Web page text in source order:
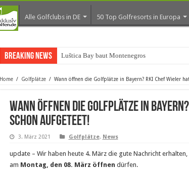
Alle Golfclubs in DE 50 Top Golfresorts in Europa
Breaking News Luštica Bay baut Montenegros erste Golf-
Home / Golfplätze / Wann öffnen die Golfplätze in Bayern? RKI Chef Wieler
Wann öffnen die Golfplätze in
schon aufgeteet!
3. März 2021 Golfplätze, News
update – Wir haben heute 4. März die gute Nachricht
am Montag, den 08. März öffnen dürfen.